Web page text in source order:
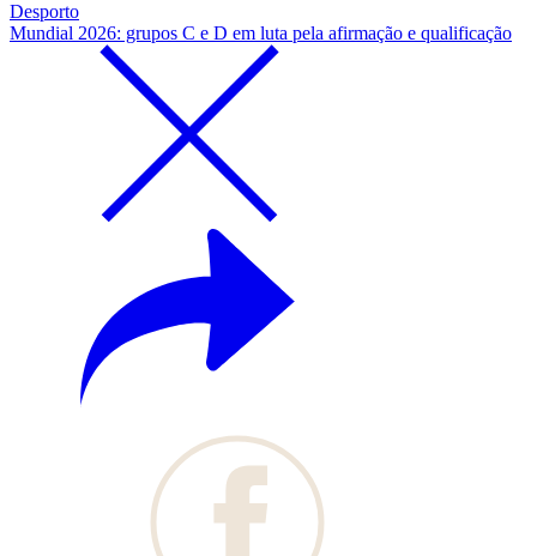
Desporto
Mundial 2026: grupos C e D em luta pela afirmação e qualificação